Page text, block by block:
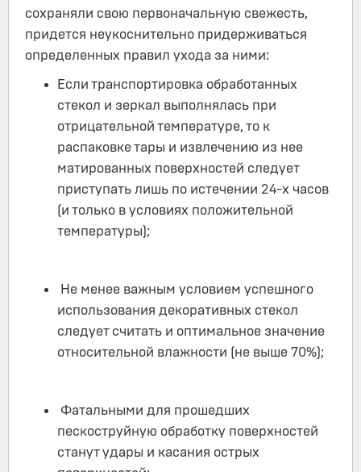
сохраняли свою первоначальную свежесть,
придется неукоснительно придерживаться
определенных правил ухода за ними:
Если транспортировка обработанных
стекол и зеркал выполнялась при
отрицательной температуре, то к
распаковке тары и извлечению из нее
матированных поверхностей следует
приступать лишь по истечении 24-х часов
(и только в условиях положительной
температуры);
Не менее важным условием успешного
использования декоративных стекол
следует считать и оптимальное значение
относительной влажности (не выше 70%);
Фатальными для прошедших
пескоструйную обработку поверхностей
станут удары и касания острых